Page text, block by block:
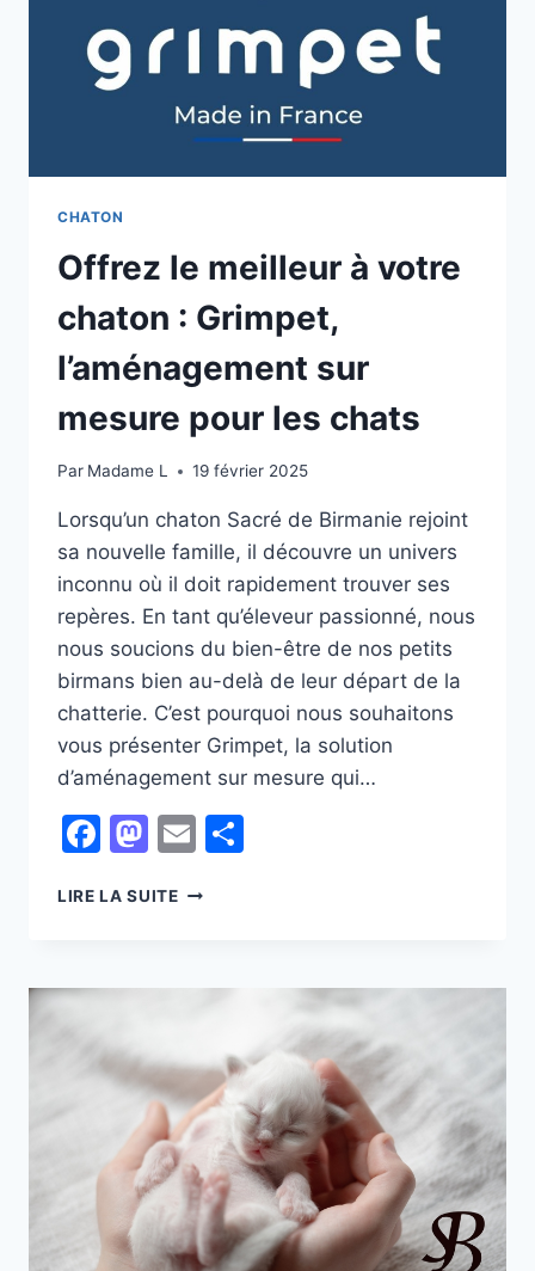
CHATON
Offrez le meilleur à votre
chaton : Grimpet,
l’aménagement sur
mesure pour les chats
Par Madame L 19 février 2025
Lorsqu’un chaton Sacré de Birmanie rejoint
sa nouvelle famille, il découvre un univers
inconnu où il doit rapidement trouver ses
repères. En tant qu’éleveur passionné, nous
nous soucions du bien-être de nos petits
birmans bien au-delà de leur départ de la
chatterie. C’est pourquoi nous souhaitons
vous présenter Grimpet, la solution
d’aménagement sur mesure qui…
Facebook
Mastodon
Email
LIRE LA SUITEOFFREZ
VOTRE
GRIMPET,
L’AMÉNAGEMENT
SUR
MESURE
POUR
LES
CHATS